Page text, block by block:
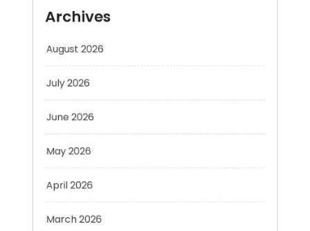
August 2026
July 2026
June 2026
May 2026
April 2026